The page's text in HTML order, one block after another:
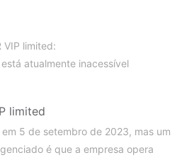
VIP limited:
está atualmente inacessível
limited
5 de setembro de 2023, mas um
é que a empresa opera